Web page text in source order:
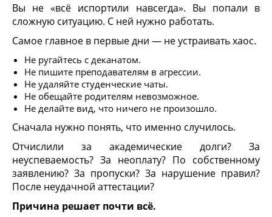
Вы не «всё испортили навсегда». Вы попали в
сложную ситуацию. С ней нужно работать.
Самое главное в первые дни — не устраивать хаос.
Не ругайтесь с деканатом.
Не пишите преподавателям в агрессии.
Не удаляйте студенческие чаты.
Не обещайте родителям невозможное.
Не делайте вид, что ничего не произошло.
Сначала нужно понять, что именно случилось.
Отчислили за академические долги? За
неуспеваемость? За неоплату? По собственному
заявлению? За пропуски? За нарушение правил?
После неудачной аттестации?
Причина решает почти всё.